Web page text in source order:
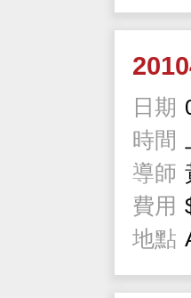
日期
時間
導師
費用
地點